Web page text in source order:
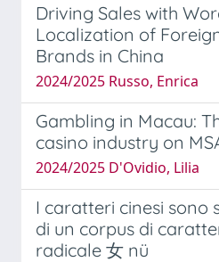
Driving Sales with
Localization of
Brands in China
2024/2025 Russo, Enrica
Gambling in Macau:
casino industry on
2024/2025 D'Ovidio, Lilia
I caratteri cinesi sono
di un corpus di
radicale 女 nü